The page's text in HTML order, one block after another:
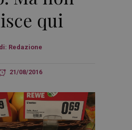
qui
di: Redazione
21/08/2016